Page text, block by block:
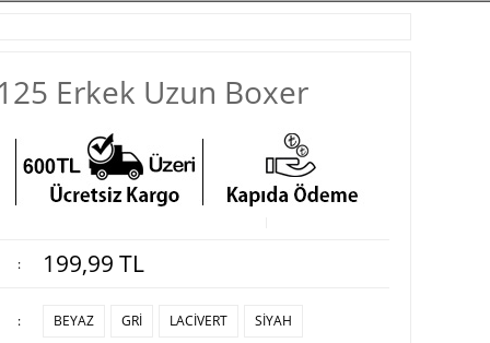
Erkek Uzun Boxer
: 199,99 TL
: BEYAZ GRİ LACİVERT SİYAH